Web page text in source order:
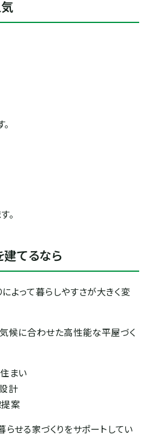
。
てるなら
よって暮らしやすさが大きく変
候に合わせた高性能な平屋づく
まい
計
提案
らせる家づくりをサポートしてい